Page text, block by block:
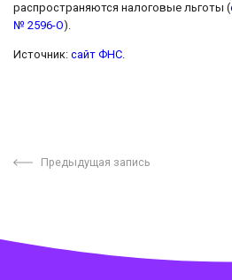
распространяются налоговые льготы (
№ 2596-О).
Источник: сайт ФНС
Предыдущая запись